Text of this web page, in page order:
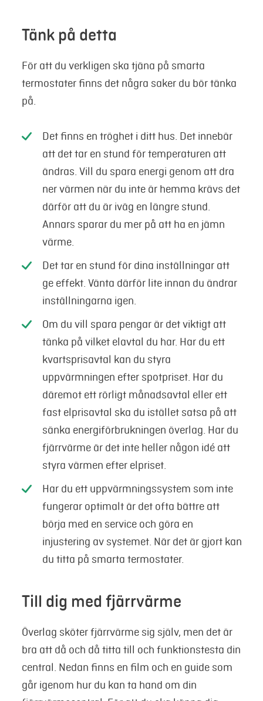
Tänk på detta
För att du verkligen ska tjäna på smarta
termostater finns det några saker du bör tänka
på.
Det finns en tröghet i ditt hus. Det innebär
att det tar en stund för temperaturen att
ändras. Vill du spara energi genom att dra
ner värmen när du inte är hemma krävs det
därför att du är iväg en längre stund.
Annars sparar du mer på att ha en jämn
värme.
Det tar en stund för dina inställningar att
ge effekt. Vänta därför lite innan du ändrar
inställningarna igen.
Om du vill spara pengar är det viktigt att
tänka på vilket elavtal du har. Har du ett
kvartsprisavtal kan du styra
uppvärmningen efter spotpriset. Har du
däremot ett rörligt månadsavtal eller ett
fast elprisavtal ska du istället satsa på att
sänka energiförbrukningen överlag. Har du
fjärrvärme är det inte heller någon idé att
styra värmen efter elpriset.
Har du ett uppvärmningssystem som inte
fungerar optimalt är det ofta bättre att
börja med en service och göra en
injustering av systemet. När det är gjort kan
du titta på smarta termostater.
Till dig med fjärrvärme
Överlag sköter fjärrvärme sig själv, men det är
bra att då och då titta till och funktionstesta din
central. Nedan finns en film och en guide som
går igenom hur du kan ta hand om din